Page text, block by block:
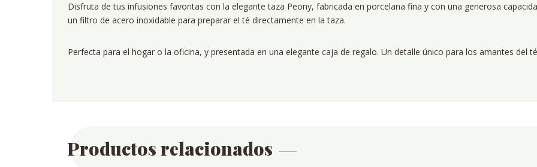
Disfruta de tus infusiones favoritas con la elegante taza Peony, fabricada en porcelana fina y con una generosa
un filtro de acero inoxidable para preparar el té directamente en la taza.
Perfecta para el hogar o la oficina, y presentada en una elegante caja de regalo. Un detalle único para los amantes del
Productos relacionados